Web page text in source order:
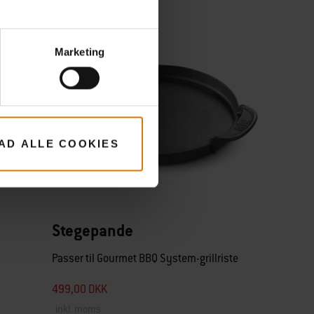
Marketing
ALLE COOKIES
Stegepande
Passer til Gourmet BBQ System-grillriste
499,00 DKK
en
og